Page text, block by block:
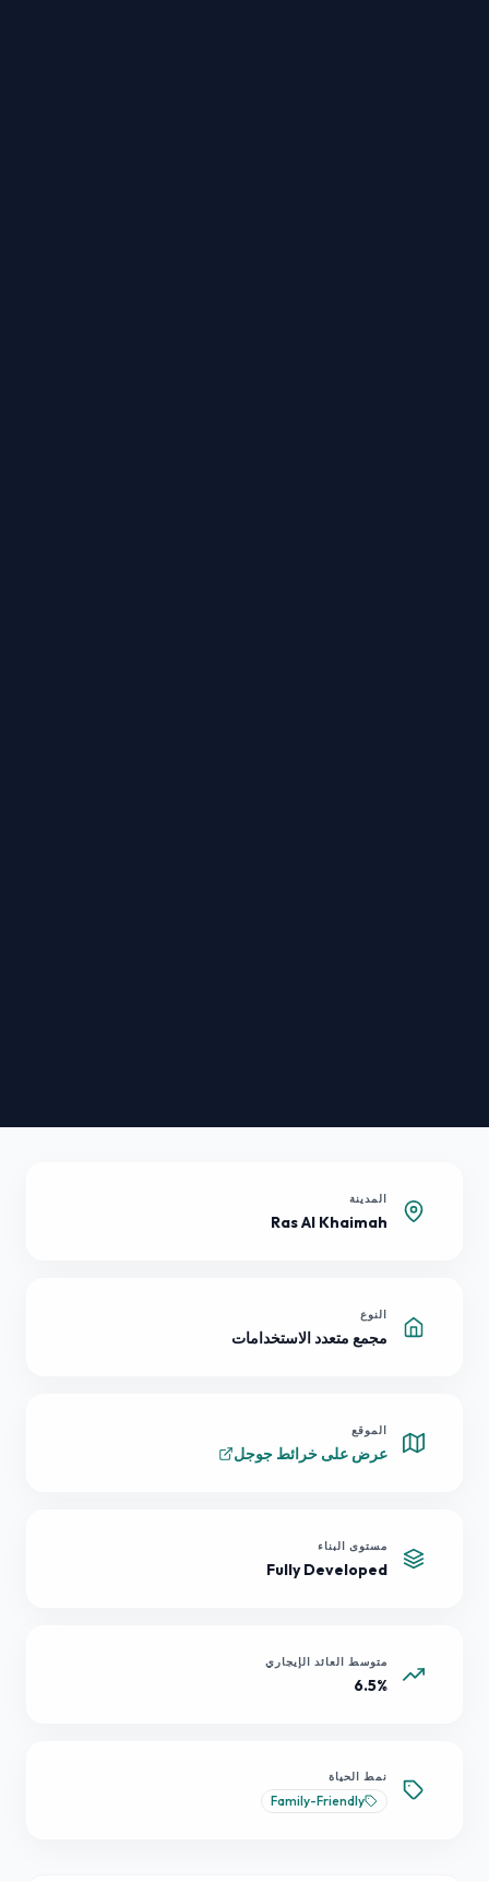
المدينة
Ras Al Khaimah
النوع
مجمع متعدد الاستخدامات
الموقع
عرض على خرائط جوجل
مستوى البناء
Fully Developed
متوسط العائد الإيجاري
6.5%
نمط الحياة
Family-Friendly